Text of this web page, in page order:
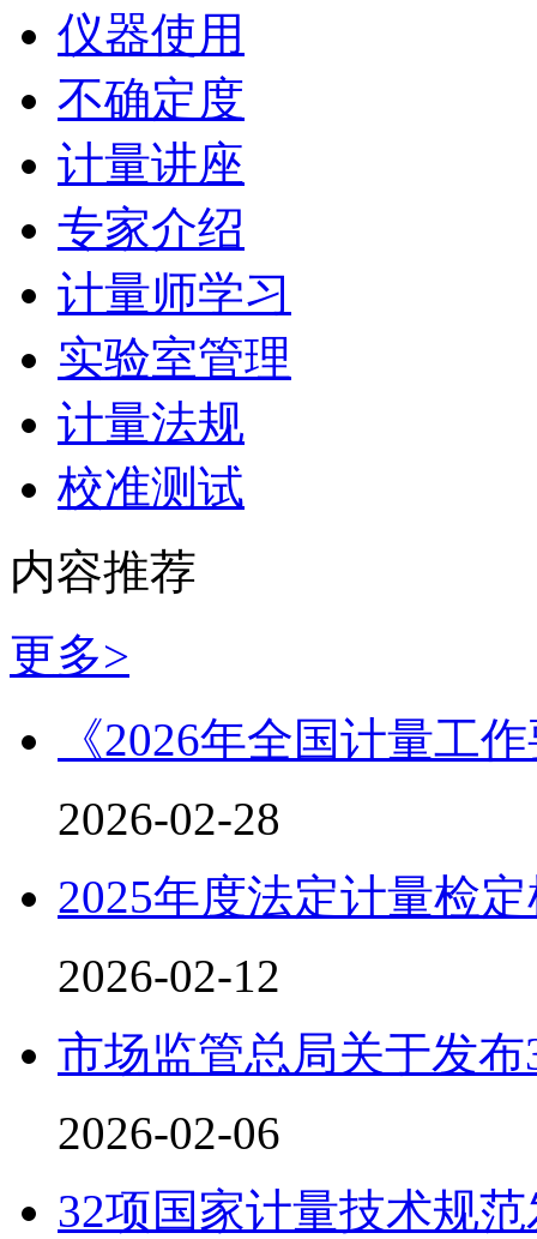
仪器使用
不确定度
计量讲座
专家介绍
计量师学习
实验室管理
计量法规
校准测试
内容推荐
更多>
《2026年全国计量工
2026-02-28
2025年度法定计量检
2026-02-12
市场监管总局关于发
2026-02-06
32项国家计量技术规